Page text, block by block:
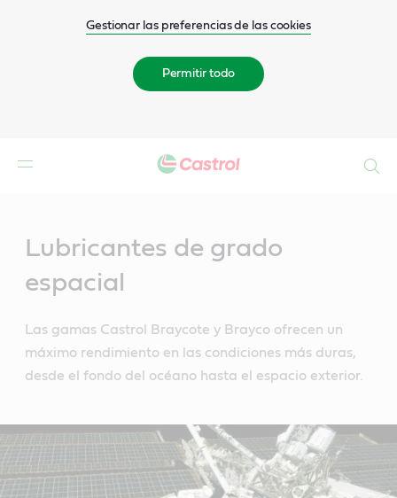
Gestionar las preferencias de las cookies
Permitir todo
Lubricantes de grado
espacial
Las gamas Castrol Braycote y Brayco ofrecen un
máximo rendimiento en las condiciones más duras,
desde el fondo del océano hasta el espacio exterior.